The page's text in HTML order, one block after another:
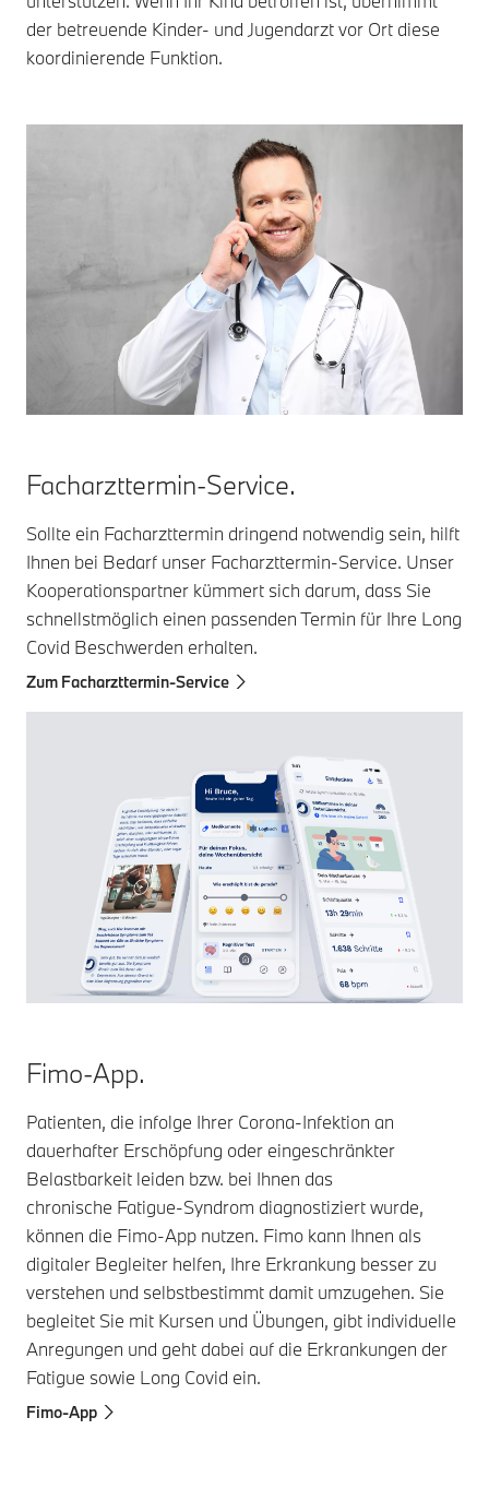
der betreuende Kinder- und Jugendarzt vor Ort diese
koordinierende Funktion.
Facharzttermin-Service.
Sollte ein Facharzttermin dringend notwendig sein, hilft
Ihnen bei Bedarf unser Facharzttermin-Service. Unser
Kooperationspartner kümmert sich darum, dass Sie
schnellstmöglich einen passenden Termin für Ihre Long
Covid Beschwerden erhalten.
Zum Facharzttermin-Service
Fimo-App.
Patienten, die infolge Ihrer Corona-Infektion an
dauerhafter Erschöpfung oder eingeschränkter
Belastbarkeit leiden bzw. bei Ihnen das
chronische Fatigue-Syndrom diagnostiziert wurde,
können die Fimo-App nutzen. Fimo kann Ihnen als
digitaler Begleiter helfen, Ihre Erkrankung besser zu
verstehen und selbstbestimmt damit umzugehen. Sie
begleitet Sie mit Kursen und Übungen, gibt individuelle
Anregungen und geht dabei auf die Erkrankungen der
Fatigue sowie Long Covid ein.
Fimo-App